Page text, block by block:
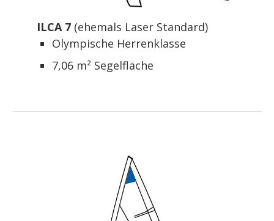
ILCA 7 (ehemals Laser Standard)
Olympische Herrenklasse
7,06 m² Segelfläche